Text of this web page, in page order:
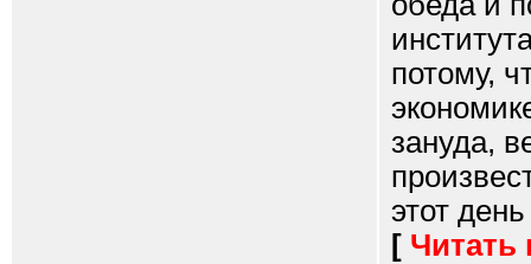
потому,
зануда,
этот
[ Читать